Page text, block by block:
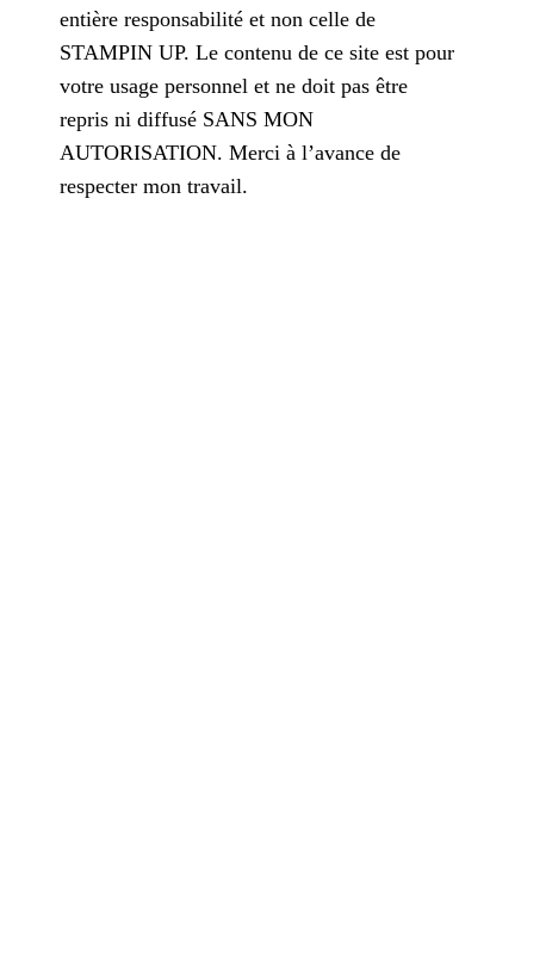
entière responsabilité et non celle de
STAMPIN UP. Le contenu de ce site est pour
votre usage personnel et ne doit pas être
repris ni diffusé SANS MON
AUTORISATION. Merci à l’avance de
respecter mon travail.